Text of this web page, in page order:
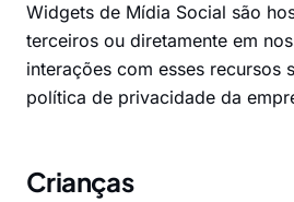
Widgets de Mídia Social são
terceiros ou diretamente em
interações com esses recursos
política de privacidade da
Crianças